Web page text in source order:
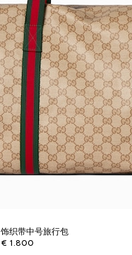
饰织带中号旅行包
€ 1.800